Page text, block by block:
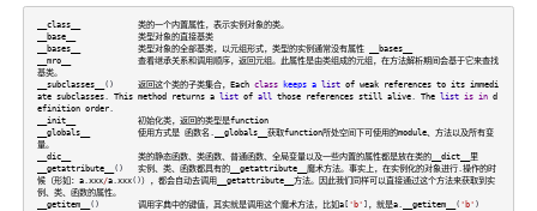
__class__
类的一个内置属性，表示实例对象的类。
__base__
类型对象的直接基类
__bases__
类型对象的全部基类，以元组形式，类型的实例通常没有属性
__bases__
__mro__
查看继承关系和调用顺序，返回元组。此属性是由类组成的元组，在方法解析期间会基于它来查找
基类。
__subclasses__
() 返回这个类的子类集合，Each class keeps a list of weak references to its immedi
ate subclasses. This method returns a list of all those references still alive. The list is in d
efinition order.
__init__
初始化类，返回的类型是function
__globals__
使用方式是 函数名 . __globals__获取function所处空间下可使用的module、方法以及所有变
量。
__dic__
类的静态函数、类函数、普通函数、全局变量以及一些内置的属性都是放在类的__dict__里
__getattribute__
() 实例、类、函数都具有的__getattribute__魔术方法。事实上，在实例化的对象进行.操作的时
候（形如：a.xxx/a.xxx()），都会自动去调用__getattribute__方法。因此我们同样可以直接通过这个方法来获取到实
例、类、函数的属性。
__getitem__
() 调用字典中的键值，其实就是调用这个魔术方法，比如a[ 'b' ] ，就是a. __getitem__ ( 'b' )